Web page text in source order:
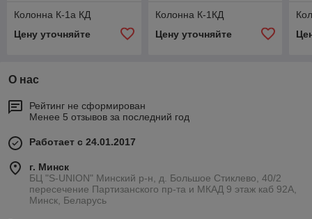
Колонна К-1а КД
Цену уточняйте
Колонна К-1КД
Цену уточняйте
О нас
Рейтинг не сформирован
Менее 5 отзывов за последний год
Работает с 24.01.2017
г. Минск
БЦ "S-UNION" Минский р-н, д. Большое Стиклево, 40/2
пересечение Партизанского пр-та и МКАД 9 этаж каб 92А,
Минск, Беларусь